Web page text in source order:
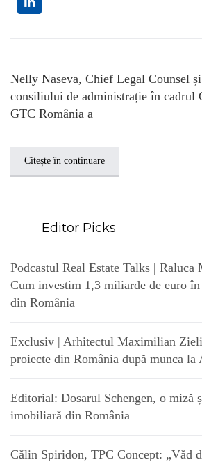
Nelly Naseva, Chief Legal Counsel
consiliului de administrație în cadrul
GTC România a
Citește în continuare
Editor Picks
Podcastul Real Estate Talks |
Cum investim 1,3 miliarde de euro
din România
Exclusiv | Arhitectul Maximilian
proiecte din România după munca la
Editorial: Dosarul Schengen, o miză
imobiliară din România
Călin Spiridon, TPC Concept: „Văd